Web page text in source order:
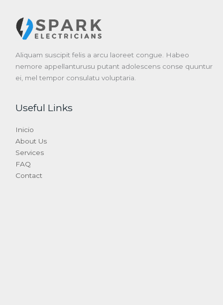
Aliquam suscipit felis a arcu laoreet congue. Habeo
nemore appellanturusu putant adolescens conse quuntur
ei, mel tempor consulatu voluptaria.
Useful Links
Inicio
About Us
Services
FAQ
Contact